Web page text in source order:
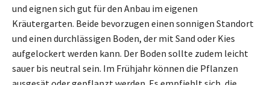
und eignen sich gut für den Anbau im eigenen
Kräutergarten. Beide bevorzugen einen sonnigen Standort
und einen durchlässigen Boden, der mit Sand oder Kies
aufgelockert werden kann. Der Boden sollte zudem leicht
sauer bis neutral sein. Im Frühjahr können die Pflanzen